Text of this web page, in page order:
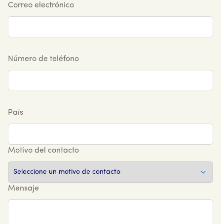
Correo electrónico
Número de teléfono
País
Motivo del contacto
Mensaje